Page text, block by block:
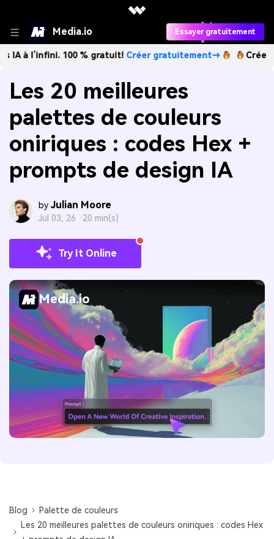
Media.io Essayer gratuitement
100 % gratuit!Créer gratuitement→ Créez des
Les 20 meilleures
palettes de couleurs
oniriques : codes Hex +
prompts de design IA
by Julian Moore
Jul 03, 26 · 20 min(s)
Try It Online
Media.io
Blog
Palette de couleurs
Les 20 meilleures palettes de couleurs oniriques : codes Hex